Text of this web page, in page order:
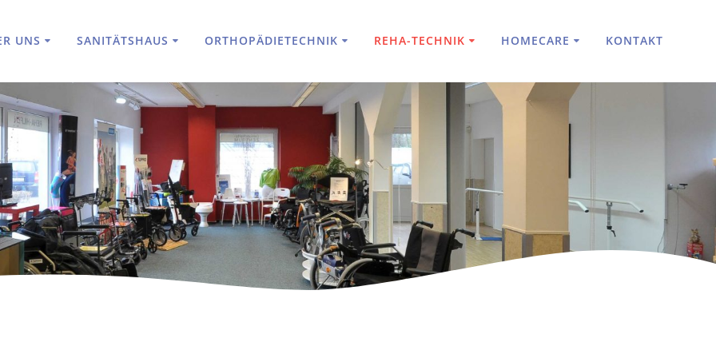
UNS SANITÄTSHAUS ORTHOPÄDIETECHNIK REHA-TECHNIK HOMECARE KONTAKT